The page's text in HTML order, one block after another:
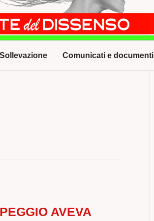
Sollevazione Comunicati e documenti
AVEVA